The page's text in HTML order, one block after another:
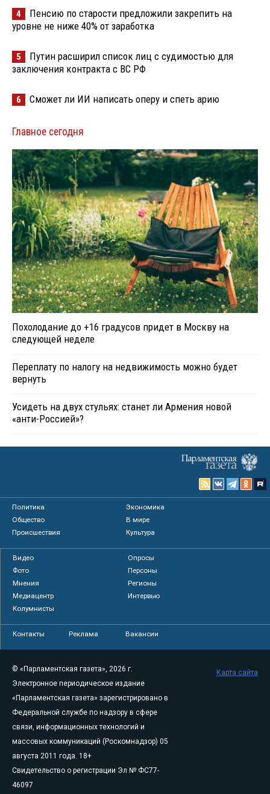
4
Пенсию по старости предложили закрепить на
уровне не ниже 40% от заработка
5
Путин расширил список лиц с судимостью для
заключения контракта с ВС РФ
6 Сможет ли ИИ написать оперу и спеть арию
Главное сегодня
Похолодание до +16 градусов придет в Москву на
следующей неделе
Переплату по налогу на недвижимость можно будет
вернуть
Усидеть на двух стульях: станет ли Армения новой
«анти-Россией»?
Политика
Экономика
Общество
В мире
Происшествия
Культура
Видео
Опросы
Фото
Персоны
Мнения
Регионы
Медиацентр
Интервью
Колумнисты
Контакты Реклама Вакансии
© «Парламентская газета», 2026 г.
Электронное периодическое издание
«Парламентская газета» зарегистрировано в
Федеральной службе по надзору в сфере
связи, информационных технологий и
массовых коммуникаций (Роскомнадзор) 05
августа 2011 года. 18+
Свидетельство о регистрации Эл № ФС77-
46097
Карта сайта